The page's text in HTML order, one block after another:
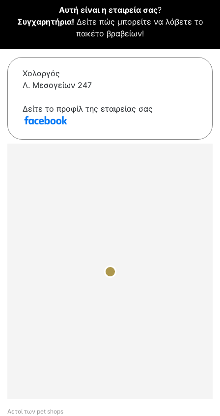
Αυτή είναι η εταιρεία σας?
Συγχαρητήρια! Δείτε πώς μπορείτε να λάβετε το
πακέτο βραβείων!
Χολαργός
Λ. Μεσογείων 247
Δείτε το προφίλ της εταιρείας σας
Αετοί των pet shops